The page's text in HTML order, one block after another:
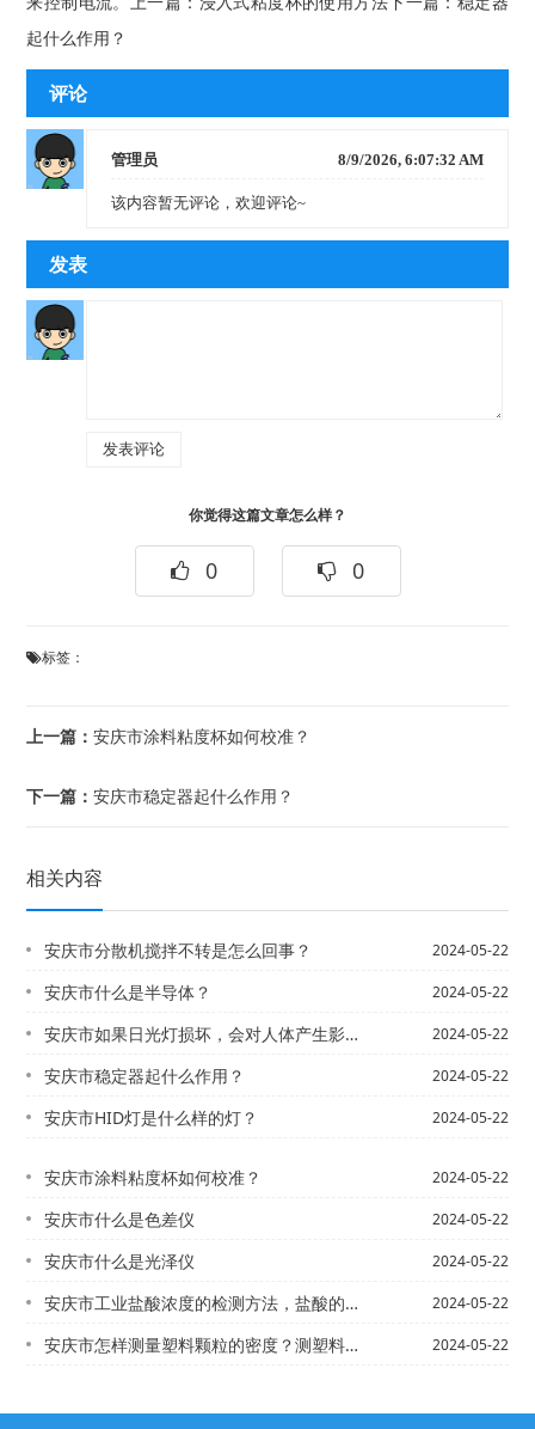
起什么作用？
评论
8/9/2026, 6:07:32 AM
管理员
该内容暂无评论，欢迎评论~
发表
你觉得这篇文章怎么样？
0 0
标签：
上一篇：安庆市涂料粘度杯如何校准？
下一篇：安庆市稳定器起什么作用？
相关内容
安庆市分散机搅拌不转是怎么回事？ 2024-05-22
安庆市什么是半导体？ 2024-05-22
安庆市如果日光灯损坏，会对人体产生影响吗？ 2024-05-22
安庆市稳定器起什么作用？ 2024-05-22
安庆市HID灯是什么样的灯？ 2024-05-22
安庆市涂料粘度杯如何校准？ 2024-05-22
安庆市什么是色差仪 2024-05-22
安庆市什么是光泽仪 2024-05-22
安庆市工业盐酸浓度的检测方法，盐酸的浓度怎么测量? 2024-05-22
安庆市怎样测量塑料颗粒的密度？测塑料粒子密度计测量方法步骤 2024-05-22